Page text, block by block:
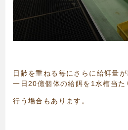
日齢を重ねる毎にさらに給餌量
一日20億個体の給餌を1水槽当た
行う場合もあります。